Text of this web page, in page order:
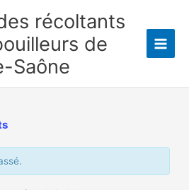
récoltants
de
Saône
Main